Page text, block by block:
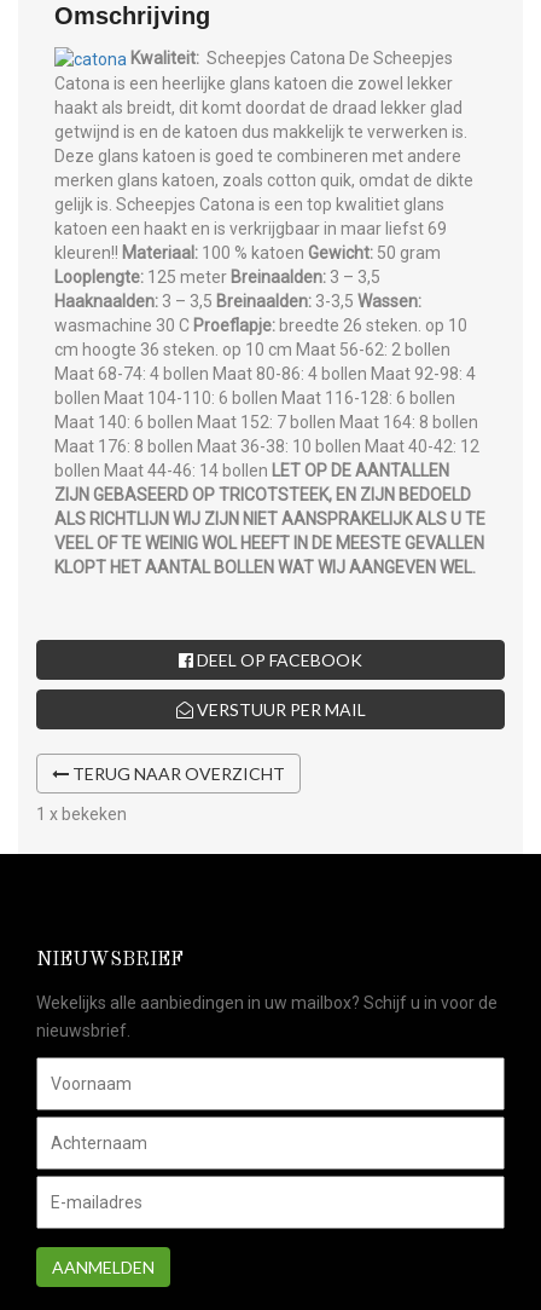
Omschrijving
Kwaliteit: Scheepjes Catona De Scheepjes
Catona is een heerlijke glans katoen die zowel lekker
haakt als breidt, dit komt doordat de draad lekker glad
getwijnd is en de katoen dus makkelijk te verwerken is.
Deze glans katoen is goed te combineren met andere
merken glans katoen, zoals cotton quik, omdat de dikte
gelijk is. Scheepjes Catona is een top kwalitiet glans
katoen een haakt en is verkrijgbaar in maar liefst 69
kleuren!! Materiaal: 100 % katoen Gewicht: 50 gram
Looplengte: 125 meter Breinaalden: 3 – 3,5
Haaknaalden: 3 – 3,5 Breinaalden: 3-3,5 Wassen:
wasmachine 30 C Proeflapje: breedte 26 steken. op 10
cm hoogte 36 steken. op 10 cm Maat 56-62: 2 bollen
Maat 68-74: 4 bollen Maat 80-86: 4 bollen Maat 92-98: 4
bollen Maat 104-110: 6 bollen Maat 116-128: 6 bollen
Maat 140: 6 bollen Maat 152: 7 bollen Maat 164: 8 bollen
Maat 176: 8 bollen Maat 36-38: 10 bollen Maat 40-42: 12
bollen Maat 44-46: 14 bollen LET OP DE AANTALLEN
ZIJN GEBASEERD OP TRICOTSTEEK, EN ZIJN BEDOELD
ALS RICHTLIJN WIJ ZIJN NIET AANSPRAKELIJK ALS U TE
VEEL OF TE WEINIG WOL HEEFT IN DE MEESTE GEVALLEN
KLOPT HET AANTAL BOLLEN WAT WIJ AANGEVEN WEL.
DEEL OP FACEBOOK
VERSTUUR PER MAIL
TERUG NAAR OVERZICHT
1 x bekeken
NIEUWSBRIEF
Wekelijks alle aanbiedingen in uw mailbox? Schijf u in voor de
nieuwsbrief.
AANMELDEN